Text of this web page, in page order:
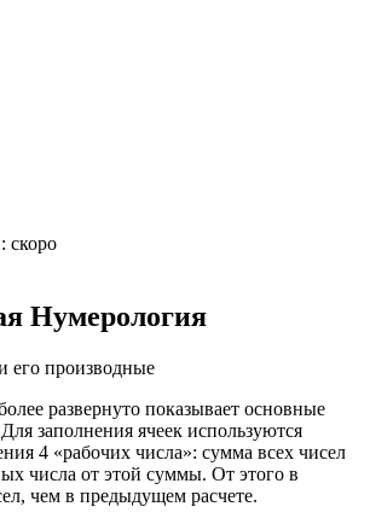
скоро
Нумерология
его производные
развернуто показывает основные
заполнения ячеек используются
4 «рабочих числа»: сумма всех чисел
числа от этой суммы. От этого в
чем в предыдущем расчете.